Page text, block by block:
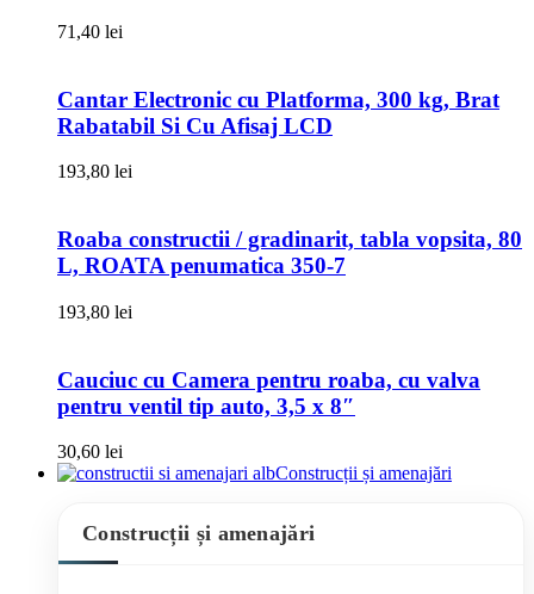
71,40 lei
Cantar Electronic cu Platforma, 300 kg, Brat
Rabatabil Si Cu Afisaj LCD
193,80 lei
Roaba constructii / gradinarit, tabla vopsita, 80
L, ROATA penumatica 350-7
193,80 lei
Cauciuc cu Camera pentru roaba, cu valva
pentru ventil tip auto, 3,5 x 8″
30,60 lei
Construcții și amenajări
Construcții și amenajări